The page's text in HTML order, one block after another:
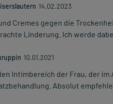
14.02.2023
Cremes gegen die
Linderung. Ich werde
10.01.2021
Intimbereich der Frau, der
Absolut